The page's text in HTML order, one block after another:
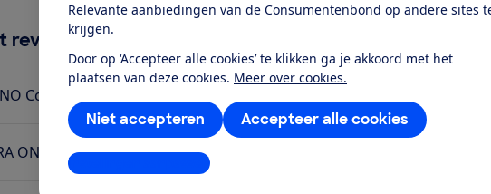
Relevante aanbiedingen van de Consumentenbond op andere sites
krijgen.
Door op ‘Accepteer alle cookies’ te klikken ga je akkoord met het
plaatsen van deze cookies. Meer over cookies.
Accepteer alle cookies
Niet accepteren
Instellingen aanpassen
review
Coffee Black (EA)?
ONO Coffee Black (EA)?